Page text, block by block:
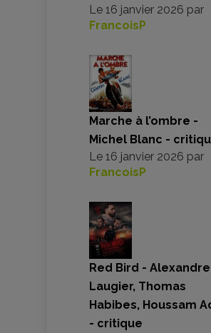
Le 16 janvier 2026 par
FrancoisP
Marche à l’ombre -
Michel Blanc -
Le 16 janvier 2026 par
FrancoisP
Red Bird - Alexandre
Laugier, Thomas
Habibes, Houssam
- critique